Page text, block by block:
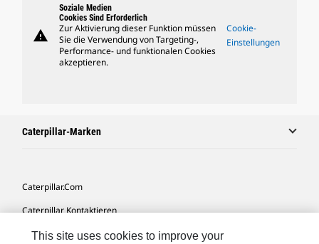
warning
Soziale Medien
Cookies Sind Erforderlich
Zur Aktivierung dieser Funktion müssen
Sie die Verwendung von Targeting-,
Performance- und funktionalen Cookies
akzeptieren.
Cookie-
Einstellungen
Caterpillar-Marken
Caterpillar.com
Caterpillar Kontaktieren
Meine Marketing-Präferenzen
This site uses cookies to improve your